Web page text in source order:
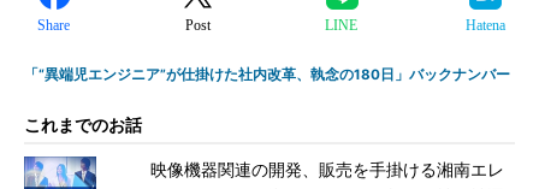
Share Post LINE Hatena
「“異端児エンジニア”が仕掛けた社内改革、執念の180日」バックナンバー
これまでのお話
映像機器関連の開発、販売を手掛ける湘南エレ